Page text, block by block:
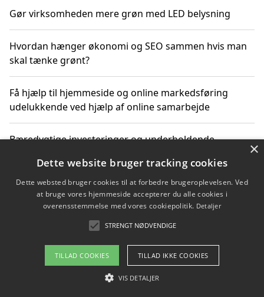
Gør virksomheden mere grøn med LED belysning
Hvordan hænger økonomi og SEO sammen hvis man
skal tænke grønt?
Få hjælp til hjemmeside og online markedsføring
udelukkende ved hjælp af online samarbejde
Bæredygtige investeringer og underholdende
Sådan kan online møder for virksomheder fremme
grønne investeringer
Copyright 2026 - Pilanto Aps
Om / kontakt
×
Dette website bruger tracking cookies
Dette websted bruger cookies til at forbedre brugeroplevelsen. Ved
at bruge vores hjemmeside accepterer du alle cookies i
overensstemmelse med vores cookiepolitik. Detaljer
STRENGT NØDVENDIGE
TILLAD COOKIES TILLAD IKKE COOKIES
VIS DETALJER